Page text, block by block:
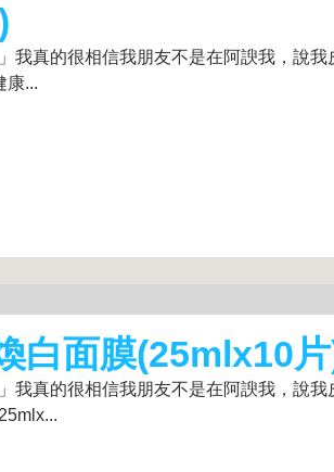
我真的很相信我朋友不是在阿諛我，說我
康...
白面膜(25mlx10
我真的很相信我朋友不是在阿諛我，說我